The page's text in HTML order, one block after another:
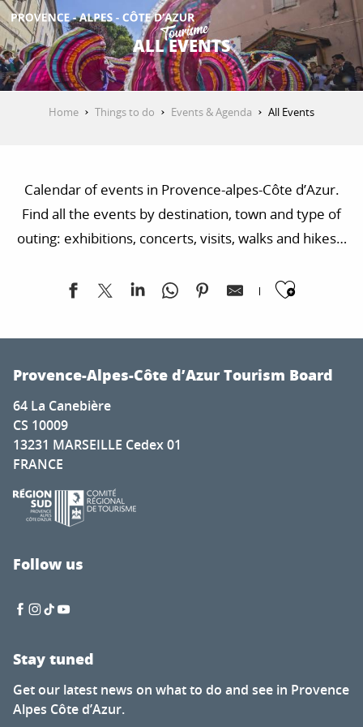
Aller
au
contenu
principal
GET INSPIRED
PLAN YOUR STAY
ALL EVENTS
Home Things to do Events & Agenda All Events
Calendar of events in Provence-alpes-Côte d’Azur.
Find all the events by destination, town and type of
outing: exhibitions, concerts, visits, walks and hikes…
Découverte de la Manade des Baumelles
Marché de la Fare les Oliviers
Visites commentées autour des collections - Les
Le petit train de Sainte Victoire
Exhibition - Photos Instagram Contest Toulonforever
ExpositionJacques Lamotte Traversée
A la recherche des couleurs de Marc Chagall : escape
Exposition : "Frida la Provençale"
Wivisite - Le Quiz spécial enfant pour découvrir Arles
Fête votive à Champtercier
Provence-Alpes-Côte d’Azur Tourism Board
64 La Canebière
CS 10009
13231 MARSEILLE Cedex 01
FRANCE
Follow us
Stay tuned
Get our latest news on what to do and see in Provence
Alpes Côte d’Azur.